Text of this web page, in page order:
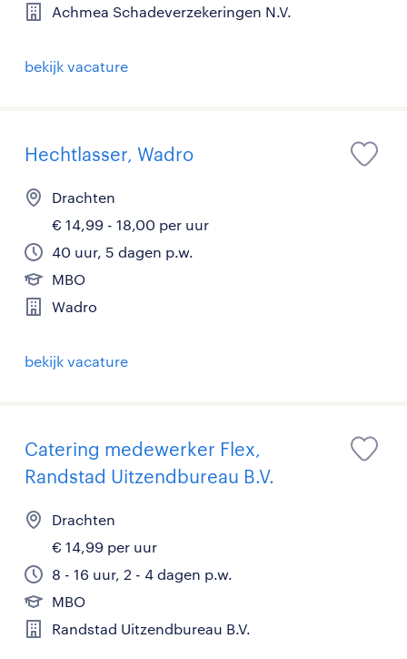
Achmea Schadeverzekeringen N.V.
bekijk vacature
Hechtlasser, Wadro
Drachten
€ 14,99 - 18,00 per uur
40 uur, 5 dagen p.w.
MBO
Wadro
bekijk vacature
Catering medewerker Flex,
Randstad Uitzendbureau B.V.
Drachten
€ 14,99 per uur
8 - 16 uur, 2 - 4 dagen p.w.
MBO
Randstad Uitzendbureau B.V.